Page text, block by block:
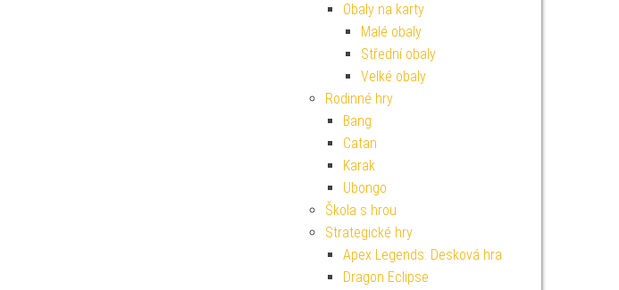
Obaly na karty
Malé obaly
Střední obaly
Velké obaly
Rodinné hry
Bang
Catan
Karak
Ubongo
Škola s hrou
Strategické hry
Apex Legends: Desková hra
Dragon Eclipse